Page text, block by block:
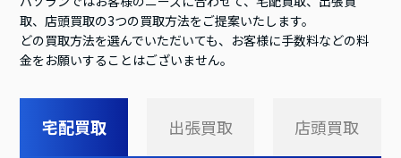
取、店頭買取の3つの買取方法をご提案いたします。
どの買取方法を選んでいただいても、お客様に手数料などの料
金をお願いすることはございません。
宅配買取 出張買取 店頭買取